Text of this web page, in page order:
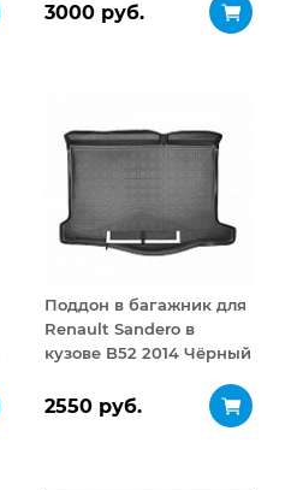
3000 руб.
Поддон в багажник для
Renault Sandero в
кузове B52 2014 Чёрный
2550 руб.